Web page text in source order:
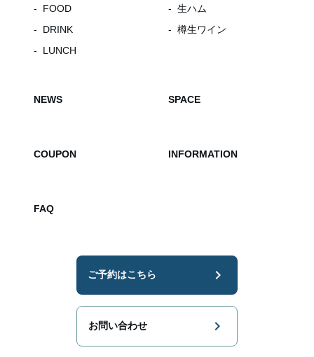
FOOD
DRINK
LUNCH
生ハム
樽生ワイン
NEWS SPACE
COUPON INFORMATION
FAQ
ご予約はこちら chevron_right
お問い合わせ chevron_right